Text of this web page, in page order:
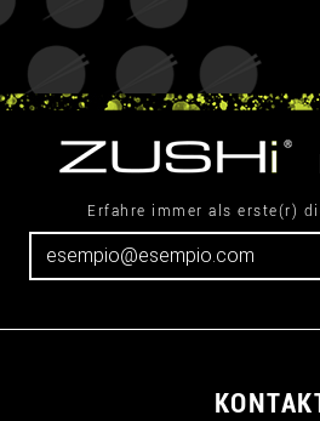
Erfahre immer als erste(r)